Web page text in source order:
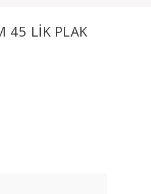
45 LIK PLAK